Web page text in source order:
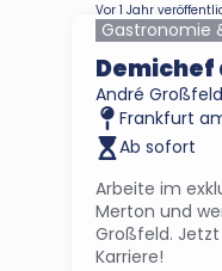
Vor 1 Jahr
Gastronomie
Demichef
André
Frankfurt
Ab sofort
Arbeite im
Merton und
Großfeld.
Karriere!